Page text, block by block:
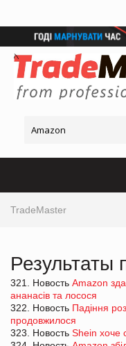
TradeMaster
Результаты
321. Новость Amazon
ананасів та лосося
322. Новость Падіння
продовжилося
323. Новость Shein хоче